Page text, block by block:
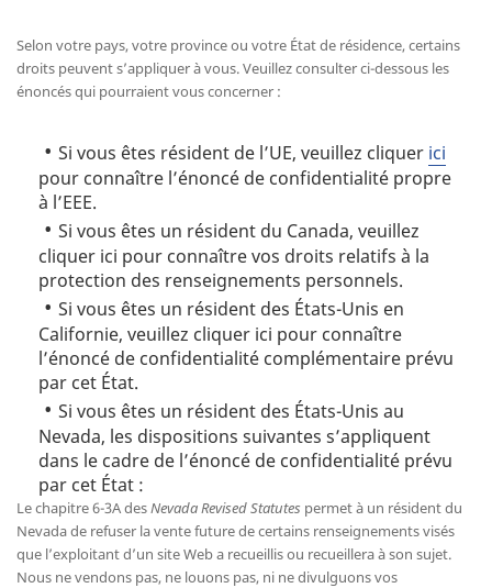
Selon votre pays, votre province ou votre État de résidence, certains
droits peuvent s’appliquer à vous. Veuillez consulter ci-dessous les
énoncés qui pourraient vous concerner :
Si vous êtes résident de l’UE, veuillez cliquer ici
pour connaître l’énoncé de confidentialité propre
à l’EEE.
Si vous êtes un résident du Canada, veuillez
cliquer ici pour connaître vos droits relatifs à la
protection des renseignements personnels.
Si vous êtes un résident des États-Unis en
Californie, veuillez cliquer ici pour connaître
l’énoncé de confidentialité complémentaire prévu
par cet État.
Si vous êtes un résident des États-Unis au
Nevada, les dispositions suivantes s’appliquent
dans le cadre de l’énoncé de confidentialité prévu
par cet État :
Le chapitre 6-3A desNevada Revised Statutes permet à un résident du
Nevada de refuser la vente future de certains renseignements visés
que l’exploitant d’un site Web a recueillis ou recueillera à son sujet.
Nous ne vendons pas, ne louons pas, ni ne divulguons vos